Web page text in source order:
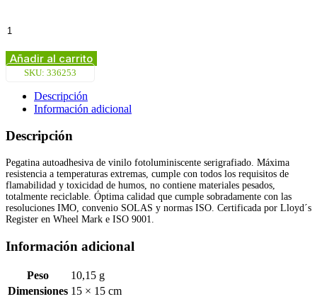
Señal
NÚMERO
3
vinilo
fotoluminiscente
cantidad
Añadir al carrito
SKU: 336253
Descripción
Información adicional
Descripción
Pegatina autoadhesiva de vinilo fotoluminiscente serigrafiado. Máxima
resistencia a temperaturas extremas, cumple con todos los requisitos de
flamabilidad y toxicidad de humos, no contiene materiales pesados,
totalmente reciclable. Óptima calidad que cumple sobradamente con las
resoluciones IMO, convenio SOLAS y normas ISO. Certificada por Lloyd´s
Register en Wheel Mark e ISO 9001.
Información adicional
Peso
10,15 g
Dimensiones 15 × 15 cm